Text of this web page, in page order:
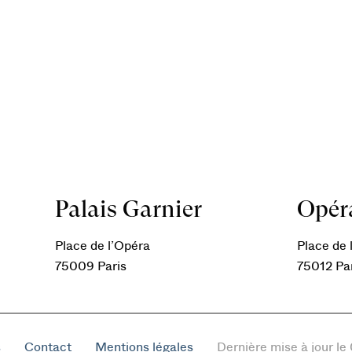
Palais Garnier
Place de l’Opéra
75009 Paris
Place de
75012
Contact Mentions légales Dernière mise à jour